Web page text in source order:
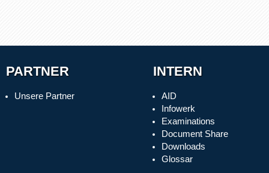
PARTNER
Unsere Partner
INTERN
AID
Infowerk
Examinations
Document Share
Downloads
Glossar